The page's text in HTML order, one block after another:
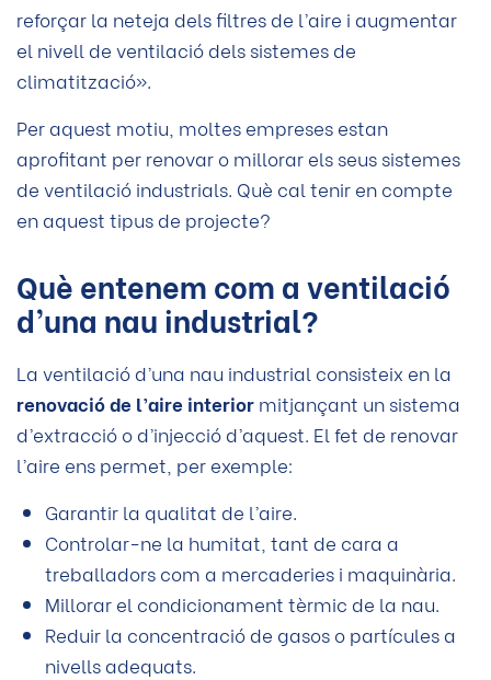
reforçar la neteja dels filtres de l’aire i augmentar
el nivell de ventilació dels sistemes de
climatització».
Per aquest motiu, moltes empreses estan
aprofitant per renovar o millorar els seus sistemes
de ventilació industrials. Què cal tenir en compte
en aquest tipus de projecte?
Què entenem com a ventilació
d’una nau industrial?
La ventilació d’una nau industrial consisteix en la
renovació de l’aire interior mitjançant un sistema
d’extracció o d’injecció d’aquest. El fet de renovar
l’aire ens permet, per exemple:
Garantir la qualitat de l’aire.
Controlar-ne la humitat, tant de cara a
treballadors com a mercaderies i maquinària.
Millorar el condicionament tèrmic de la nau.
Reduir la concentració de gasos o partícules a
nivells adequats.